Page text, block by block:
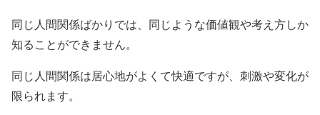
同じ人間関係ばかりでは、同じような価値観や考え方しか
知ることができません。
同じ人間関係は居心地がよくて快適ですが、刺激や変化が
限られます。